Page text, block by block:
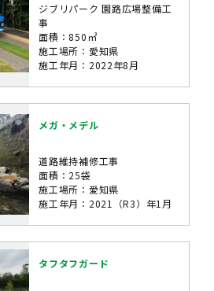
ジブリパーク 園路広場整備工
事
面積：850㎡
施工場所：愛知県
施工年月：2022年8月
メガ・メデル
道路維持補修工事
面積：25袋
施工場所：愛知県
施工年月：2021（R3）年1月
タフタフガード